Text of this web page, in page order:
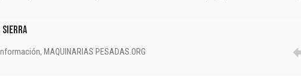
MAQUINARIAS PESADAS.ORG